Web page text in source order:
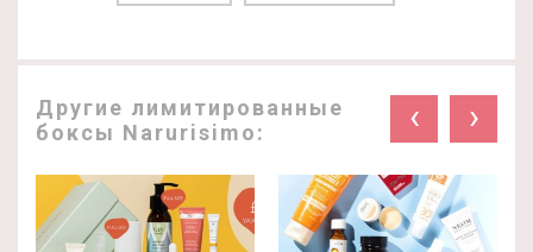
Другие лимитированные
боксы Narurisimo:
‹ ›